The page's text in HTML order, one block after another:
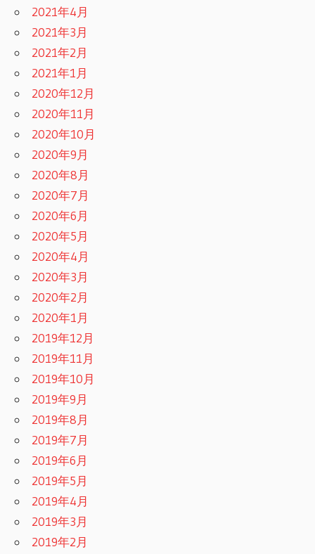
2021年4月
2021年3月
2021年2月
2021年1月
2020年12月
2020年11月
2020年10月
2020年9月
2020年8月
2020年7月
2020年6月
2020年5月
2020年4月
2020年3月
2020年2月
2020年1月
2019年12月
2019年11月
2019年10月
2019年9月
2019年8月
2019年7月
2019年6月
2019年5月
2019年4月
2019年3月
2019年2月